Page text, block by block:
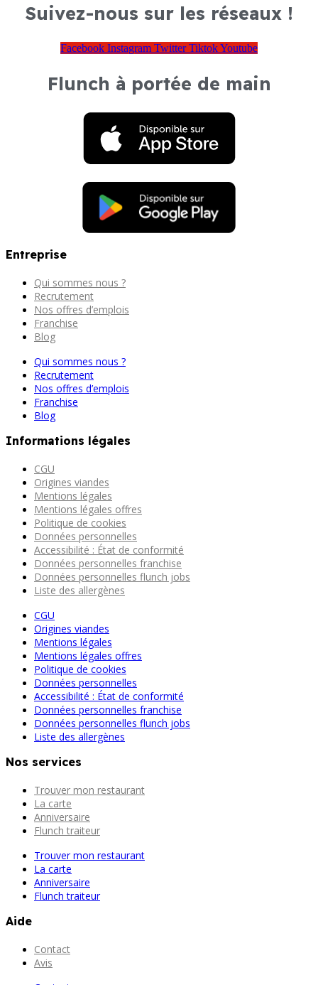
Suivez-nous sur les réseaux !
Facebook Instagram Twitter TiktokYoutube
Flunch à portée de main
Entreprise
Qui sommes nous ?
Recrutement
Nos offres d’emplois
Franchise
Blog
Qui sommes nous ?
Recrutement
Nos offres d’emplois
Franchise
Blog
Informations légales
CGU
Origines viandes
Mentions légales
Mentions légales offres
Politique de cookies
Données personnelles
Accessibilité : État de conformité
Données personnelles franchise
Données personnelles flunch jobs
Liste des allergènes
CGU
Origines viandes
Mentions légales
Mentions légales offres
Politique de cookies
Données personnelles
Accessibilité : État de conformité
Données personnelles franchise
Données personnelles flunch jobs
Liste des allergènes
Nos services
Trouver mon restaurant
La carte
Anniversaire
Flunch traiteur
Trouver mon restaurant
La carte
Anniversaire
Flunch traiteur
Aide
Contact
Avis